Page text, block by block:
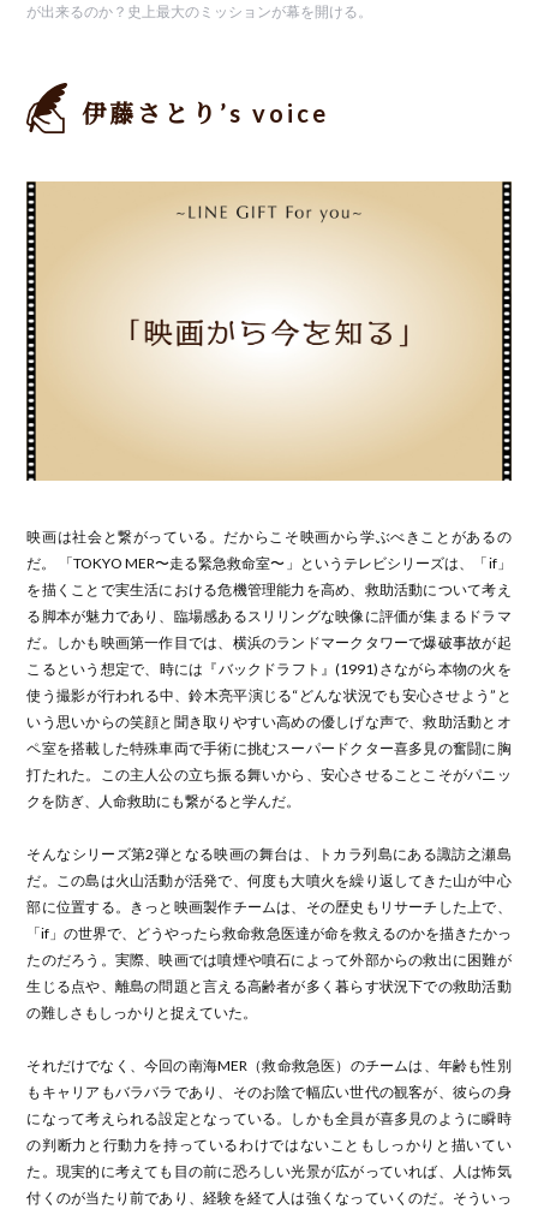
が出来るのか？史上最大のミッションが幕を開ける。
伊藤さとり’s voice
映画は社会と繋がっている。だからこそ映画から学ぶべきことがあるの
だ。 「TOKYO MER〜走る緊急救命室〜」というテレビシリーズは、「if」
を描くことで実生活における危機管理能力を高め、救助活動について考え
る脚本が魅力であり、臨場感あるスリリングな映像に評価が集まるドラマ
だ。しかも映画第一作目では、横浜のランドマークタワーで爆破事故が起
こるという想定で、時には『バックドラフト』(1991)さながら本物の火を
使う撮影が行われる中、鈴木亮平演じる“どんな状況でも安心させよう”と
いう思いからの笑顔と聞き取りやすい高めの優しげな声で、救助活動とオ
ペ室を搭載した特殊車両で手術に挑むスーパードクター喜多見の奮闘に胸
打たれた。この主人公の立ち振る舞いから、安心させることこそがパニッ
クを防ぎ、人命救助にも繋がると学んだ。
そんなシリーズ第2弾となる映画の舞台は、トカラ列島にある諏訪之瀬島
だ。この島は火山活動が活発で、何度も大噴火を繰り返してきた山が中心
部に位置する。きっと映画製作チームは、その歴史もリサーチした上で、
「if」の世界で、どうやったら救命救急医達が命を救えるのかを描きたかっ
たのだろう。実際、映画では噴煙や噴石によって外部からの救出に困難が
生じる点や、離島の問題と言える高齢者が多く暮らす状況下での救助活動
の難しさもしっかりと捉えていた。
それだけでなく、今回の南海MER（救命救急医）のチームは、年齢も性別
もキャリアもバラバラであり、そのお陰で幅広い世代の観客が、彼らの身
になって考えられる設定となっている。しかも全員が喜多見のように瞬時
の判断力と行動力を持っているわけではないこともしっかりと描いてい
た。現実的に考えても目の前に恐ろしい光景が広がっていれば、人は怖気
付くのが当たり前であり、経験を経て人は強くなっていくのだ。そういっ